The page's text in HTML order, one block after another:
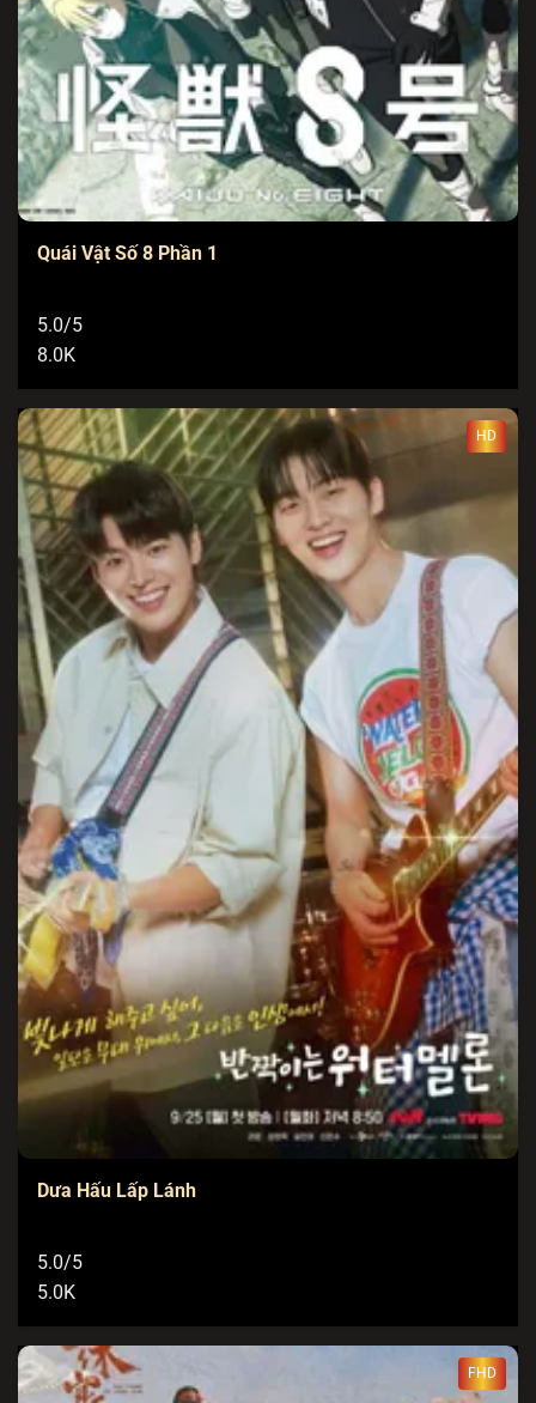
Quái Vật Số 8 Phần 1
5.0/5
8.0K
HD
Dưa Hấu Lấp Lánh
5.0/5
5.0K
FHD